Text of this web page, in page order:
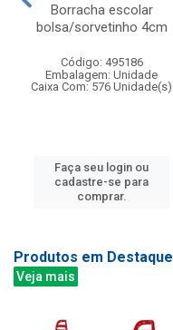
Borracha escolar
bolsa/sorvetinho 4cm
Código: 495186
Embalagem: Unidade
Caixa Com: 576 Unidade(s)
Faça seu login ou
cadastre-se para
comprar.
Produtos em Destaque
Veja mais